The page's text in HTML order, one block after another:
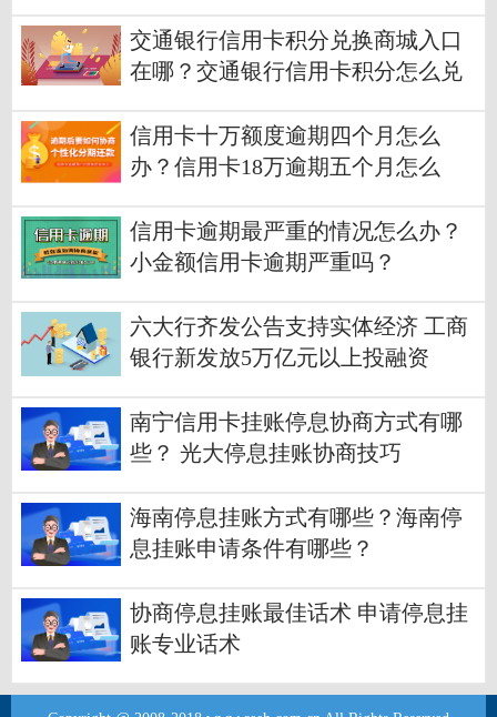
交通银行信用卡积分兑换商城入口
在哪？交通银行信用卡积分怎么兑
信用卡十万额度逾期四个月怎么
办？信用卡18万逾期五个月怎么
信用卡逾期最严重的情况怎么办？
小金额信用卡逾期严重吗？
六大行齐发公告支持实体经济 工商
银行新发放5万亿元以上投融资
南宁信用卡挂账停息协商方式有哪
些？ 光大停息挂账协商技巧
海南停息挂账方式有哪些？海南停
息挂账申请条件有哪些？
协商停息挂账最佳话术 申请停息挂
账专业话术